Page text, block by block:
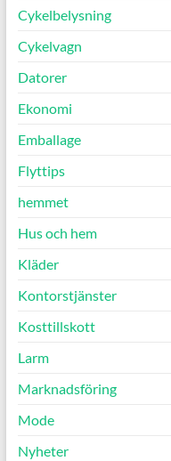
Cykelbelysning
Cykelvagn
Datorer
Ekonomi
Emballage
Flyttips
hemmet
Hus och hem
Kläder
Kontorstjänster
Kosttillskott
Larm
Marknadsföring
Mode
Nyheter